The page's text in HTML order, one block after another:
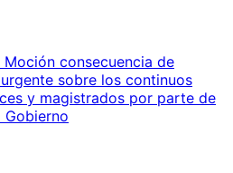
consecuencia de
sobre los continuos
y magistrados por parte de
Gobierno